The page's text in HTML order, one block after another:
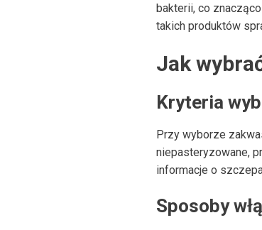
bakterii, co
takich produktów
Jak
Kryteria
Przy wyborze
niepasteryzowane,
informacje o
Sposoby